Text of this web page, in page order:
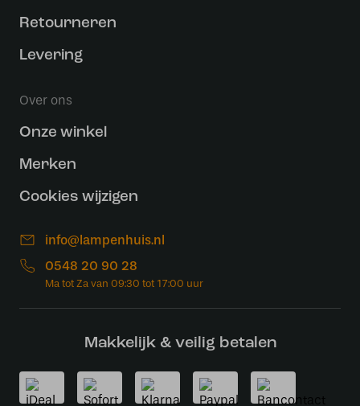
Retourneren
Levering
Over ons
Onze winkel
Merken
Cookies wijzigen
info@lampenhuis.nl
0548 20 90 28
Makkelijk & veilig betalen